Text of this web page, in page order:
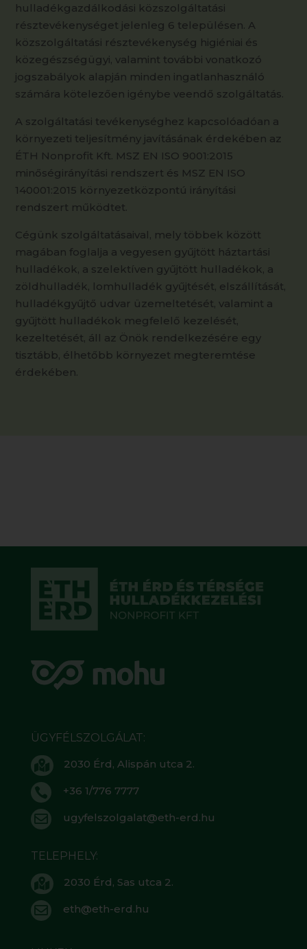
hulladékgazdálkodási közszolgáltatási
résztevékenységet jelenleg 6 településen. A
közszolgáltatási résztevékenység higiéniai és
közegészségügyi, valamint további vonatkozó
jogszabályok alapján minden ingatlanhasználó
számára kötelezően igénybe veendő szolgáltatás.
A szolgáltatási tevékenységhez kapcsolóadóan a
környezeti teljesítmény javításának érdekében az
ÉTH Nonprofit Kft. MSZ EN ISO 9001:2015
minőségirányítási rendszert és MSZ EN ISO
140001:2015 környezetközpontú irányítási
rendszert működtet.
Cégünk szolgáltatásaival, mely többek között
magában foglalja a vegyesen gyűjtött háztartási
hulladékok, a szelektíven gyűjtött hulladékok, a
zöldhulladék, lomhulladék gyűjtését, elszállítását,
hulladékgyűjtő udvar üzemeltetését, valamint a
gyűjtött hulladékok megfelelő kezelését,
kezeltetését, áll az Önök rendelkezésére egy
tisztább, élhetőbb környezet megteremtése
érdekében.
ÜGYFÉLSZOLGÁLAT:
 2030 Érd, Alispán utca 2.
 +36 1/776 7777
 ugyfelszolgalat@eth-erd.hu
TELEPHELY:
 2030 Érd, Sas utca 2.
 eth@eth-erd.hu